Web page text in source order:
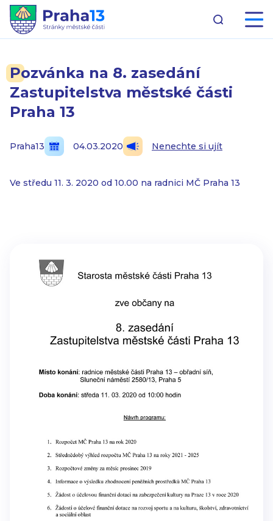
Pozvánka na 8. zasedání
Zastupitelstva městské části
Praha 13
Praha13 04.03.2020 Nenechte si ujít
Ve středu 11. 3. 2020 od 10.00 na radnici MČ Praha 13